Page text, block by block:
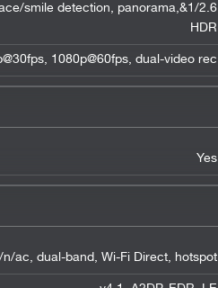
face/smile detection, panorama,
HDR
1080p@60fps, dual-video rec.
Yes
ac, dual-band, Wi-Fi Direct, hotspot